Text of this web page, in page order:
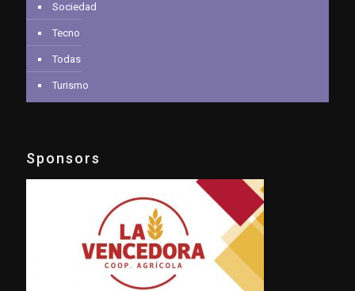
Sociedad
Tecno
Todas
Turismo
Sponsors